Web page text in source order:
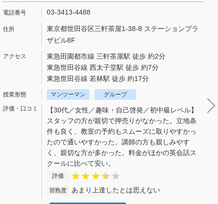
03-3413-4488
東京都世田谷区三軒茶屋1-38-8 ステーションプラ
ザビル8F
東急田園都市線 三軒茶屋駅 徒歩 約2分
東急世田谷線 西太子堂駅 徒歩 約7分
東急世田谷線 若林駅 徒歩 約17分
マンツーマン グループ
【30代／女性／趣味・自己啓発／初中級レベル】
スタッフの方が親切で押売りがなかった。立地条
件も良く、教室の予約もスムーズに取りやすかっ
たので通いやすかった。講師の方も親しみやす
く、親切な方が多かった。料金がほかの英会話ス
クールに比べて安い。
評価
習熟度 あまり上達したとは思えない